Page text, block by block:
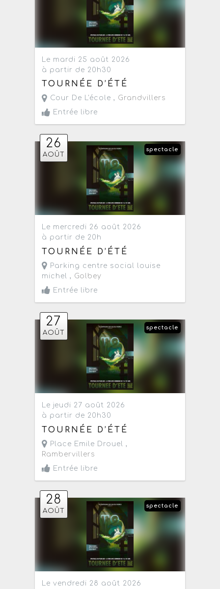
Le mardi 25 août 2026
à partir de 20h30
TOURNÉE D’ÉTÉ
Cour De L'école , Grandvillers
Entrée libre
26
AOÛT
spectacle
Le mercredi 26 août 2026
à partir de 20h
TOURNÉE D’ÉTÉ
Parking centre social louise
michel , Golbey
Entrée libre
27
AOÛT
spectacle
Le jeudi 27 août 2026
à partir de 20h30
TOURNÉE D’ÉTÉ
Place Emile Drouel ,
Rambervillers
Entrée libre
28
AOÛT
spectacle
Le vendredi 28 août 2026